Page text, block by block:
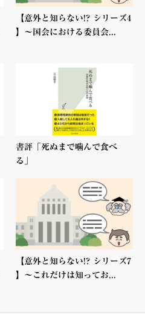
【意外と知らない!? シリーズ4
】〜国会における委員会...
書評「死ぬまで噛んで食べ
る」
【意外と知らない!? シリーズ7
】〜これだけは知ってお...